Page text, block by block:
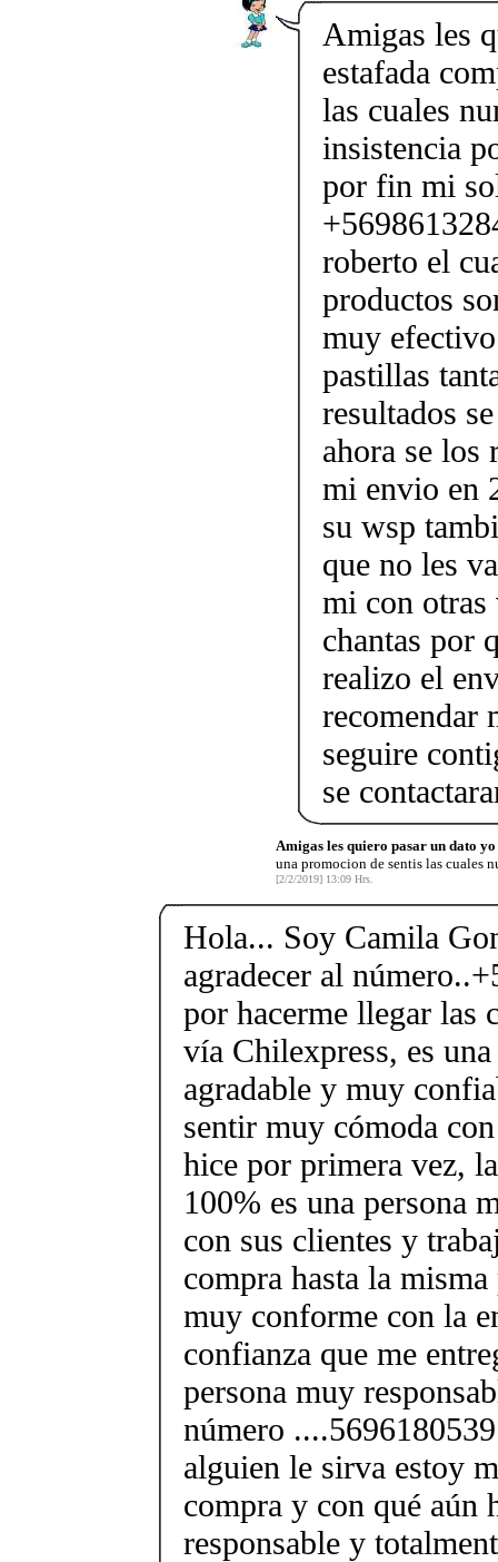
Amigas les
estafada
las cuales
insistencia
por fin mi
roberto el
productos
muy
pastillas
resultados
ahora se los
mi envio en
su wsp
que no les
mi con otras
chantas por
realizo el
recomendar
seguire
se
Amigas les quiero pasar un dato
una promocion de sentis las cuales
[2/2/2019] 13:09 Hrs.
Hola... Soy Camila
agradecer al
por hacerme llegar las
vía Chilexpress, es
agradable y muy
sentir muy cómoda
hice por primera vez,
100% es una persona
con sus clientes y
compra hasta la
muy conforme con la
confianza que me
persona muy
número
alguien le sirva estoy
compra y con qué aún
responsable y